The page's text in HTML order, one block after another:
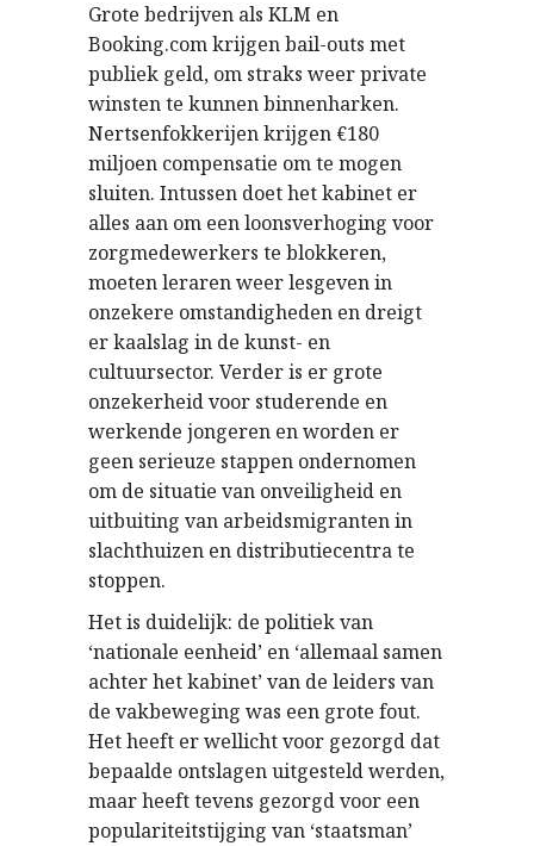
Grote bedrijven als KLM en
Booking.com krijgen bail-outs met
publiek geld, om straks weer private
winsten te kunnen binnenharken.
Nertsenfokkerijen krijgen €180
miljoen compensatie om te mogen
sluiten. Intussen doet het kabinet er
alles aan om een loonsverhoging voor
zorgmedewerkers te blokkeren,
moeten leraren weer lesgeven in
onzekere omstandigheden en dreigt
er kaalslag in de kunst- en
cultuursector. Verder is er grote
onzekerheid voor studerende en
werkende jongeren en worden er
geen serieuze stappen ondernomen
om de situatie van onveiligheid en
uitbuiting van arbeidsmigranten in
slachthuizen en distributiecentra te
stoppen.
Het is duidelijk: de politiek van
‘nationale eenheid’ en ‘allemaal samen
achter het kabinet’ van de leiders van
de vakbeweging was een grote fout.
Het heeft er wellicht voor gezorgd dat
bepaalde ontslagen uitgesteld werden,
maar heeft tevens gezorgd voor een
populariteitstijging van ‘staatsman’